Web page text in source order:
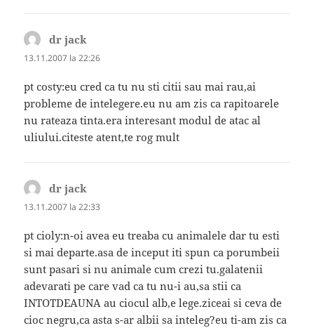
dr jack
13.11.2007 la 22:26
pt costy:eu cred ca tu nu sti citii sau mai rau,ai
probleme de intelegere.eu nu am zis ca rapitoarele
nu rateaza tinta.era interesant modul de atac al
uliului.citeste atent,te rog mult
dr jack
13.11.2007 la 22:33
pt cioly:n-oi avea eu treaba cu animalele dar tu esti
si mai departe.asa de inceput iti spun ca porumbeii
sunt pasari si nu animale cum crezi tu.galatenii
adevarati pe care vad ca tu nu-i au,sa stii ca
INTOTDEAUNA au ciocul alb,e lege.ziceai si ceva de
cioc negru,ca asta s-ar albii sa inteleg?eu ti-am zis ca